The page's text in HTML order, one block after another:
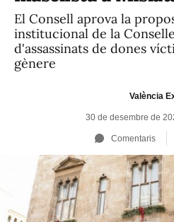
El Consell aprova la
institucional de la
d'assassinats de dones
gènere
València
30 de desembre de
Comentaris